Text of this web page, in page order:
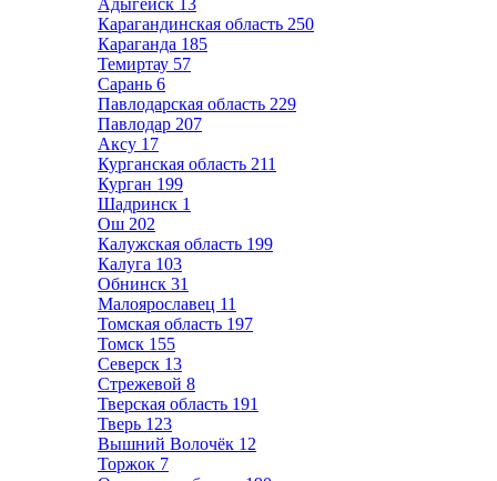
Адыгейск 13
Карагандинская область 250
Караганда 185
Темиртау 57
Сарань 6
Павлодарская область 229
Павлодар 207
Аксу 17
Курганская область 211
Курган 199
Шадринск 1
Ош 202
Калужская область 199
Калуга 103
Обнинск 31
Малоярославец 11
Томская область 197
Томск 155
Северск 13
Стрежевой 8
Тверская область 191
Тверь 123
Вышний Волочёк 12
Торжок 7